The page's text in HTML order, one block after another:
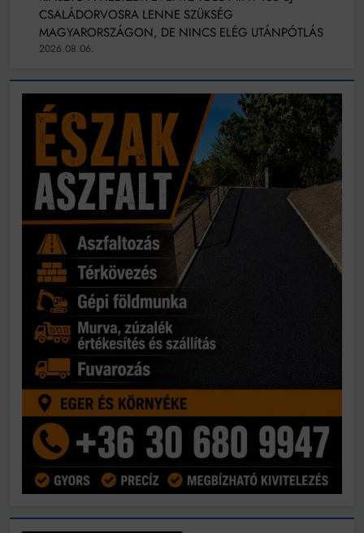
CSALÁDORVOSRA LENNE SZÜKSÉG
MAGYARORSZÁGON, DE NINCS ELÉG UTÁNPÓTLÁS
2026.08.06.